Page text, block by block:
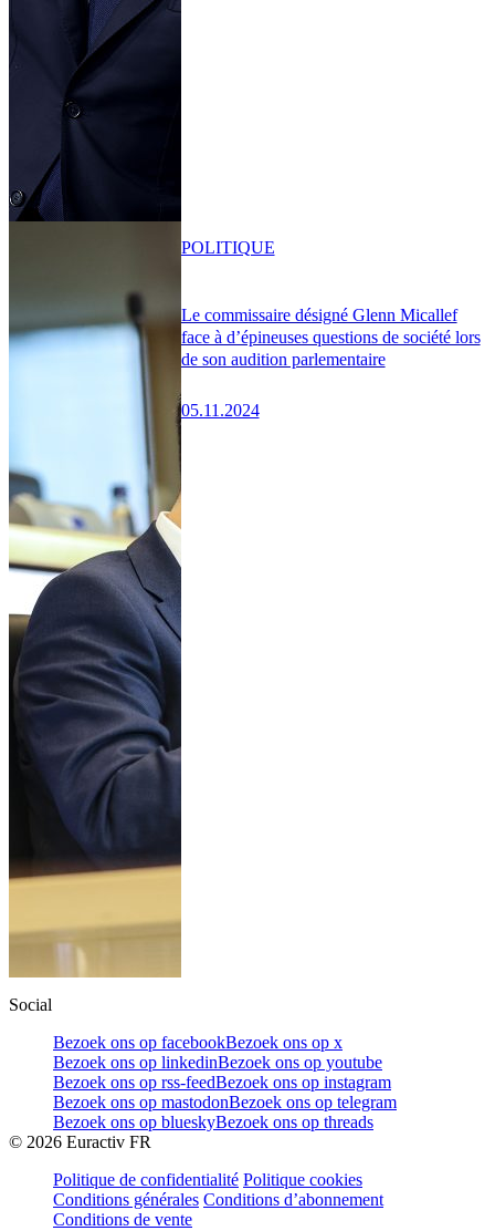
Le commissaire désigné Glenn Micallef
face à d’épineuses questions de société lors
de son audition parlementaire
05.11.2024
POLITIQUE
Social
Bezoek ons op facebookBezoek ons op x
Bezoek ons op linkedinBezoek ons op youtube
Bezoek ons op rss-feedBezoek ons op instagram
Bezoek ons op mastodonBezoek ons op telegram
Bezoek ons op blueskyBezoek ons op threads
© 2026 Euractiv FR
Politique de confidentialité Politique cookies
Conditions générales Conditions d’abonnement
Conditions de vente